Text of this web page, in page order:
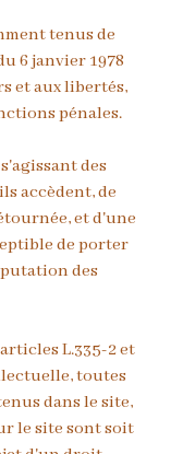
tenus de
6 janvier 1978
et aux libertés,
pénales.
des
accèdent, de
et d'une
de porter
des
L.335-2 et
toutes
dans le site,
le site sont soit